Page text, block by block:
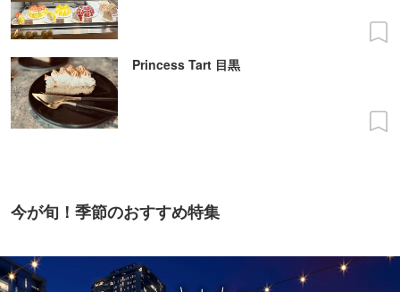
Princess Tart 目黒
今が旬！季節のおすすめ特集